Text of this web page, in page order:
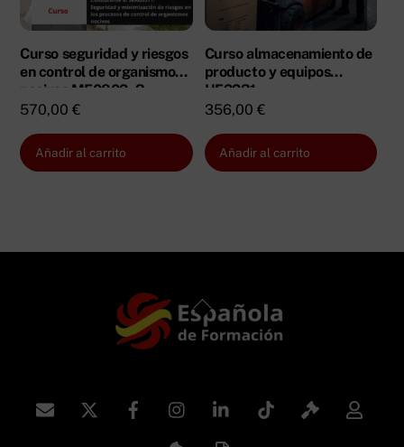
Curso seguridad y riesgos
en control de organismos
nocivos MF0802_3
570,00€
Añadir al carrito
Curso almacenamiento de
producto y equipos
UF2231
356,00 €
Añadir al carrito
Back
To